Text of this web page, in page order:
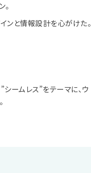
。
ンと情報設計を心がけた。
ームレス”をテーマに、ウ